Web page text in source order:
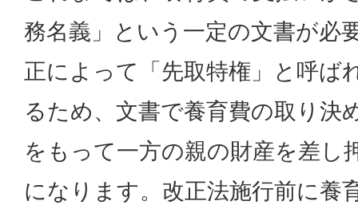
務名義」という一定の文書が必
正によって「先取特権」と呼ば
るため、文書で養育費の取り決
をもって一方の親の財産を差し
になります。改正法施行前に養